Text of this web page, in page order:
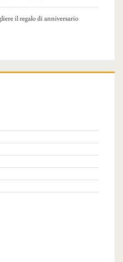
il regalo di anniversario